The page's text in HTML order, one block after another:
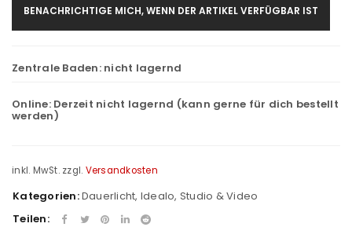
BENACHRICHTIGE MICH, WENN DER ARTIKEL VERFÜGBAR IST
Zentrale Baden: nicht lagernd
Online: Derzeit nicht lagernd (kann gerne für dich bestellt
werden)
inkl. MwSt. zzgl. Versandkosten
Kategorien:Dauerlicht, Idealo, Studio & Video
Teilen: